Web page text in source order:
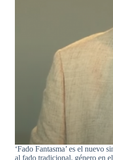
‘Fado Fantasma’ es el nuevo
al fado tradicional, género en